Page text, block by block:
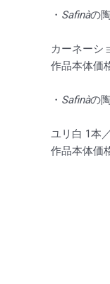
・ Safinàの
カーネーシ
作品本体価
・ Safinàの
ユリ白 1本
作品本体価